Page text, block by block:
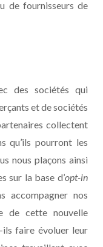
de fournisseurs de
des sociétés qui
et de sociétés
collectent
qu’ils pourront les
nous plaçons ainsi
sur la base d’opt-in
accompagner nos
de cette nouvelle
faire évoluer leur